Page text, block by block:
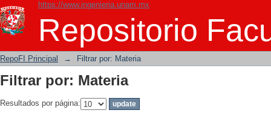
https://www.ingenieria.unam.mx
Repositorio
Filtrar por: Materia
RepoFI Principal → Filtrar por: Materia
Filtrar por: Materia
Resultados por página: